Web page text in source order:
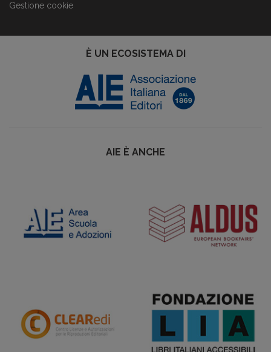
Gestione cookie
È UN ECOSISTEMA DI
AIE È ANCHE